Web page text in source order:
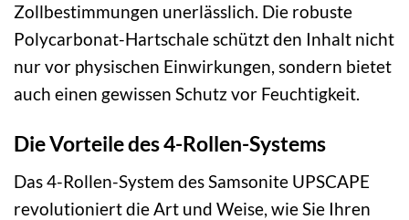
Zollbestimmungen unerlässlich. Die robuste
Polycarbonat-Hartschale schützt den Inhalt nicht
nur vor physischen Einwirkungen, sondern bietet
auch einen gewissen Schutz vor Feuchtigkeit.
Die Vorteile des 4-Rollen-Systems
Das 4-Rollen-System des Samsonite UPSCAPE
revolutioniert die Art und Weise, wie Sie Ihren